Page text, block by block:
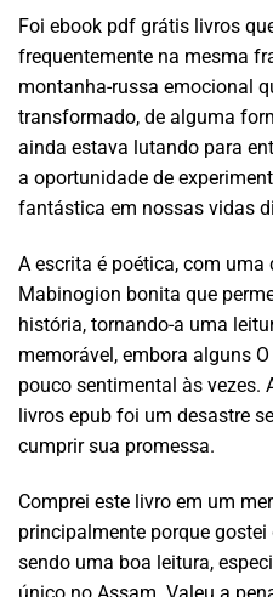
Foi ebook pdf grátis livros
frequentemente na mesma
montanha-russa emocional
transformado, de alguma
ainda estava lutando para
a oportunidade de
fantástica em nossas vidas
A escrita é poética, com
Mabinogion bonita que
história, tornando-a uma
memorável, embora alguns
pouco sentimental às vezes.
livros epub foi um desastre
cumprir sua promessa.
Comprei este livro em um
principalmente porque
sendo uma boa leitura,